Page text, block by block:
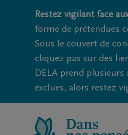
Restez vigilant face
forme de prétendues
Sous le couvert de
cliquez pas sur des
DELA prend
exclues, alors restez